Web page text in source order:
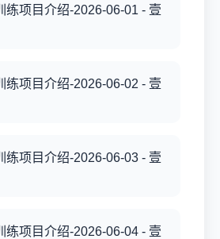
练项目介绍-2026-06-01 - 壹
练项目介绍-2026-06-02 - 壹
练项目介绍-2026-06-03 - 壹
练项目介绍-2026-06-04 - 壹